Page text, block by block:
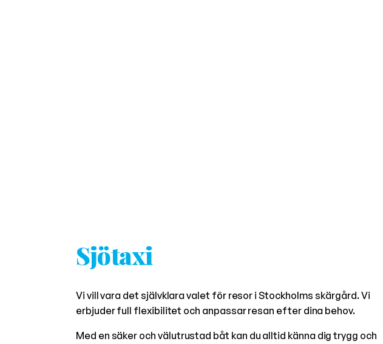
Sjötaxi
Vi vill vara det självklara valet för resor i Stockholms skärgård. Vi
erbjuder full flexibilitet och anpassar resan efter dina behov.
Med en säker och välutrustad båt kan du alltid känna dig trygg och